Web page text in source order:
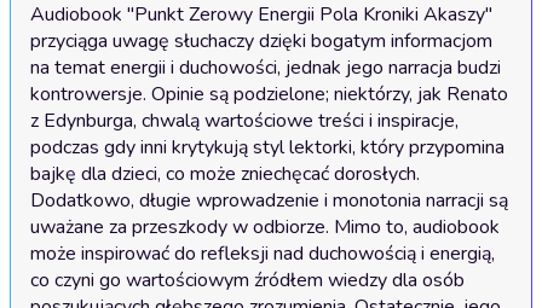
Audiobook "Punkt Zerowy Energii Pola Kroniki Akaszy"
przyciąga uwagę słuchaczy dzięki bogatym informacjom
na temat energii i duchowości, jednak jego narracja budzi
kontrowersje. Opinie są podzielone; niektórzy, jak Renato
z Edynburga, chwalą wartościowe treści i inspiracje,
podczas gdy inni krytykują styl lektorki, który przypomina
bajkę dla dzieci, co może zniechęcać dorosłych.
Dodatkowo, długie wprowadzenie i monotonia narracji są
uważane za przeszkody w odbiorze. Mimo to, audiobook
może inspirować do refleksji nad duchowością i energią,
co czyni go wartościowym źródłem wiedzy dla osób